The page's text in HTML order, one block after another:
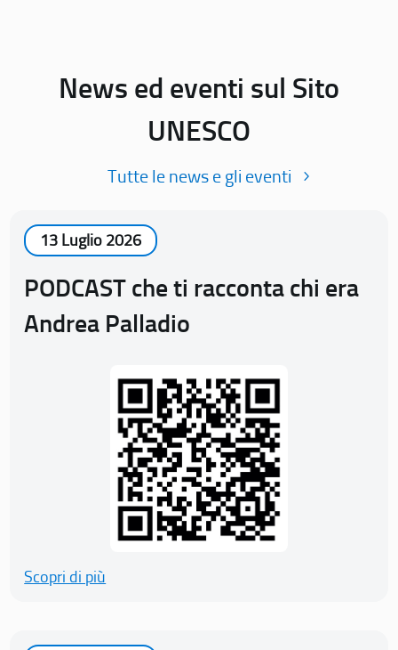
News ed eventi sul Sito
UNESCO
Tutte le news e gli eventi
13 Luglio 2026
PODCAST che ti racconta chi era
Andrea Palladio
Scopri di più